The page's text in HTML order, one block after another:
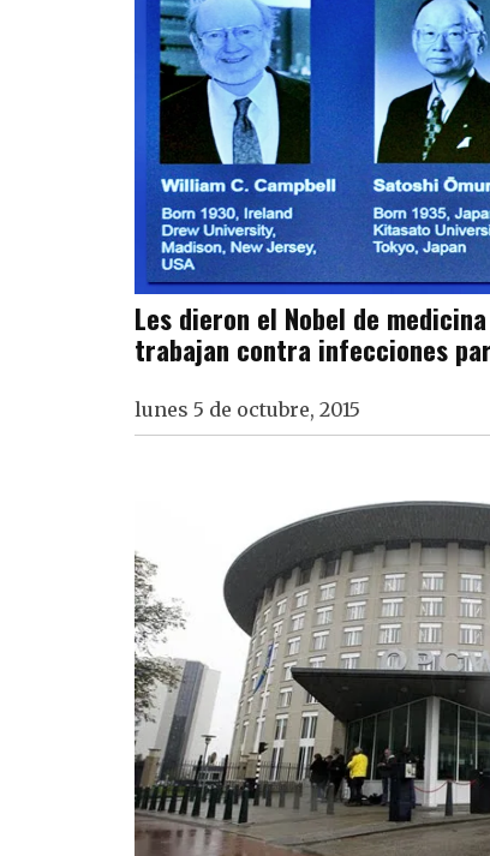
Les dieron el Nobel de
trabajan contra infecciones
lunes 5 de octubre, 2015